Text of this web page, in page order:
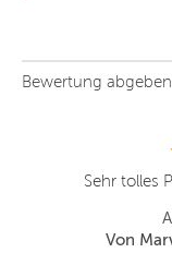
Bewertung abgeben
Sehr tolles
Von